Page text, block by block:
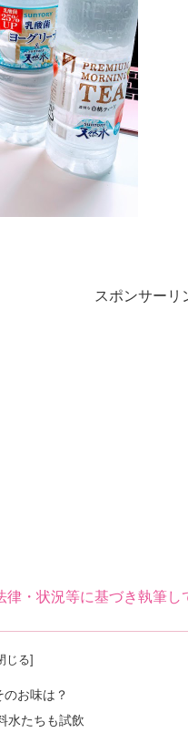
スポンサーリ
・状況等に基づき執筆し
お味は？
水たちも試飲